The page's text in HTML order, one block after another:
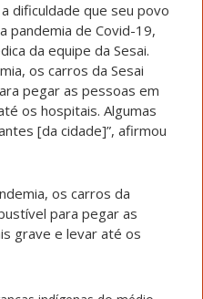
dificuldade que seu povo
pandemia de Covid-19,
da equipe da Sesai.
os carros da Sesai
pegar as pessoas em
os hospitais. Algumas
[da cidade]”, afirmou
os carros da
para pegar as
grave e levar até os